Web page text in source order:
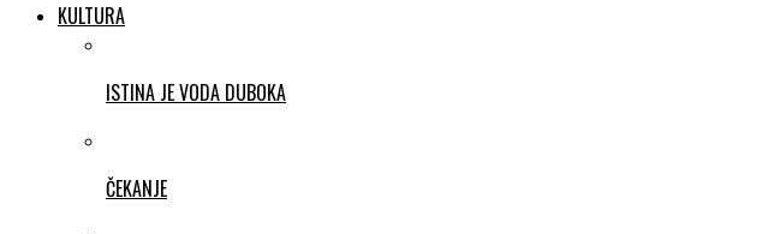
KULTURA
ISTINA JE VODA DUBOKA
ČEKANJE